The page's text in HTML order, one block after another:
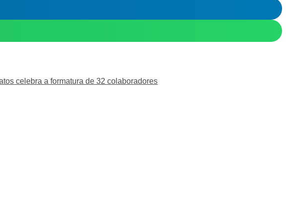
celebra a formatura de 32 colaboradores